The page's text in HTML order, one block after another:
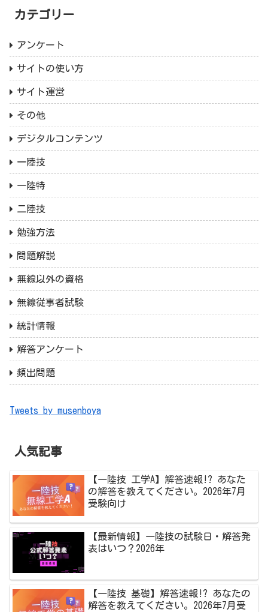
カテゴリー
アンケート
サイトの使い方
サイト運営
その他
デジタルコンテンツ
一陸技
一陸特
二陸技
勉強方法
問題解説
無線以外の資格
無線従事者試験
統計情報
解答アンケート
頻出問題
Tweets by musenboya
人気記事
【一陸技 工学A】解答速報!? あなた
の解答を教えてください。2026年7月
受験向け
【最新情報】一陸技の試験日・解答発
表はいつ？2026年
【一陸技 基礎】解答速報!? あなたの
解答を教えてください。2026年7月受